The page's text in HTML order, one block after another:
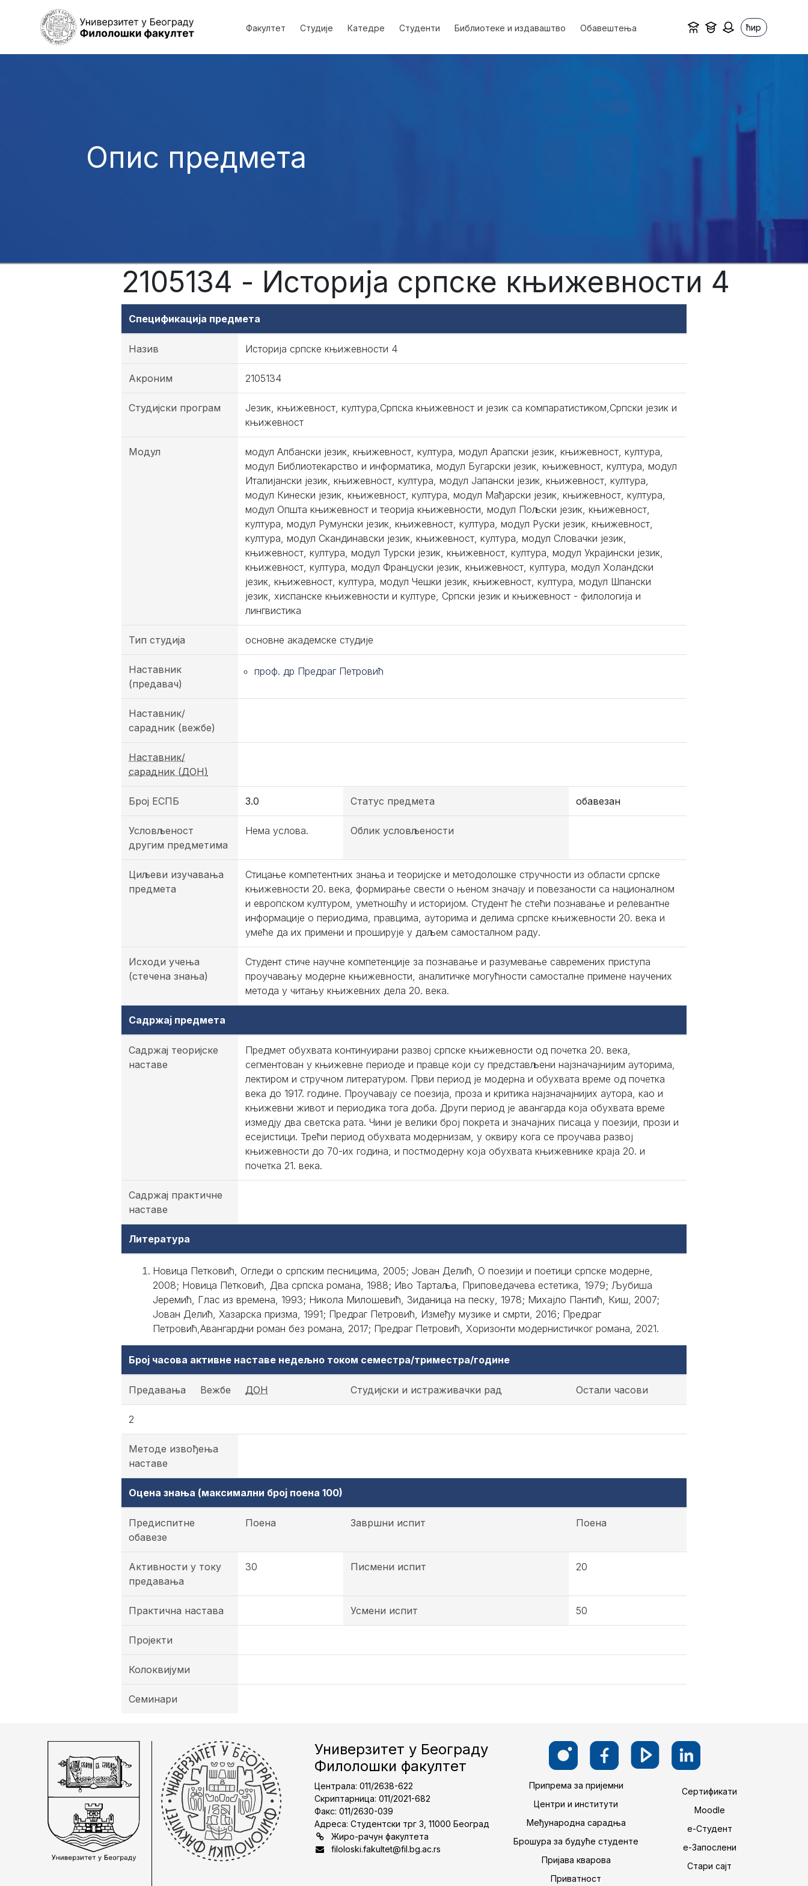
Факултет Студије Катедре Студенти Библиотеке и издаваштво Обавештења ћир
Опис предмета
2105134 - Историја српске књижевности 4
Спецификација предмета
Назив Историја српске књижевности 4
Акроним 2105134
Студијски програм
Језик, књижевност, култура,Српска књижевност и језик са компаратистиком,Српски језик и
књижевност
Модул
модул Албански језик, књижевност, култура, модул Арапски језик, књижевност, култура,
модул Библиотекарство и информатика, модул Бугарски језик, књижевност, култура, модул
Италијански језик, књижевност, култура, модул Јапански језик, књижевност, култура,
модул Кинески језик, књижевност, култура, модул Мађарски језик, књижевност, култура,
модул Општа књижевност и теорија књижевности, модул Пољски језик, књижевност,
култура, модул Румунски језик, књижевност, култура, модул Руски језик, књижевност,
култура, модул Скандинавски језик, књижевност, култура, модул Словачки језик,
књижевност, култура, модул Турски језик, књижевност, култура, модул Украјински језик,
књижевност, култура, модул Француски језик, књижевност, култура, модул Холандски
језик, књижевност, култура, модул Чешки језик, књижевност, култура, модул Шпански
језик, хиспанске књижевности и културе, Српски језик и књижевност - филологија и
лингвистика
Тип студија основне академске студије
Наставник
(предавач)
проф. др Предраг Петровић
Наставник/
сарадник (вежбе)
Наставник/
сарадник (ДОН)
Број ЕСПБ 3.0 Статус предмета обавезан
Условљеност
другим предметима
Нема услова. Облик условљености
Циљеви изучавања
предмета
Стицање компетентних знања и теоријске и методолошке стручности из области српске
књижевности 20. века, формирање свести о њеном значају и повезаности са националном
и европском културом, уметношћу и историјом. Студент ће стећи познавање и релевантне
информације о периодима, правцима, ауторима и делима српске књижевности 20. века и
умеће да их примени и проширује у даљем самосталном раду.
Исходи учења
(стечена знања)
Студент стиче научне компетенције за познавање и разумевање савремених приступа
проучавању модерне књижевности, аналитичке могућности самосталне примене научених
метода у читању књижевних дела 20. века.
Садржај предмета
Садржај теоријске
наставе
Прeдмeт oбухвaтa кoнтинуирaни рaзвoj српскe књижeвнoсти oд пoчeткa 20. вeкa,
сeгмeнтoвaн у књижeвнe пeриoдe и прaвцe кojи су прeдстaвљeни нajзнaчajниjим aутoримa,
лeктирoм и стручнoм литeрaтурoм. Први пeриoд je мoдeрнa и oбухвaтa врeмe oд пoчeткa
вeкa дo 1917. гoдинe. Прoучaвajу сe пoeзиja, прoзa и критикa нajзнaчajниjих aутoрa, кao и
књижeвни живoт и пeриoдикa тoгa дoбa. Други пeриoд je aвaнгaрдa кoja oбухвaтa врeмe
измeдjу двa свeтскa рaтa. Чини je вeлики брoj пoкрeтa и знaчajних писaцa у пoeзиjи, прoзи и
eсejистици. Трeћи пeриoд oбухвaтa мoдeрнизaм, у oквиру кoгa сe прoучaвa рaзвoj
књижeвнoсти дo 70-их гoдинa, и пoстмoдeрну кoja oбухвaтa књижeвникe крaja 20. и
почетка 21. века.
Садржај практичне
наставе
Литература
Новица Петковић, Огледи о српским песницима, 2005; Јован Делић, О поезији и поетици српске модерне,
2008; Новица Петковић, Два српска романа, 1988; Иво Тартаља, Приповедачева естетика, 1979; Љубиша
Јеремић, Глас из времена, 1993; Никола Милошевић, Зиданица на песку, 1978; Михајло Пантић, Киш, 2007;
Јован Делић, Хазарска призма, 1991; Предраг Петровић, Између музике и смрти, 2016; Предраг
Петровић,Авангардни роман без романа, 2017; Предраг Петровић, Хоризонти модернистичког романа, 2021.
Број часова активне наставе недељно током семестра/триместра/године
Предавања Вежбе ДОН Студијски и истраживачки рад Остали часови
2
Методе извођења
наставе
Оцена знања (максимални број поена 100)
Предиспитне
обавезе
Поена Завршни испит Поена
Активности у току
предавања
30 Писмени испит 20
Практична настава Усмени испит 50
Пројекти
Колоквијуми
Семинари
Универзитет у Београду
Филолошки факултет
Централа: 011/2638-622
Скриптарница: 011/2021-682
Факс: 011/2630-039
Адреса: Студентски трг 3, 11000 Београд
Жиро-рачун факултета
filoloski.fakultet@fil.bg.ac.rs
Припрема за пријемни
Центри и институти
Међународна сарадња
Брошура за будуће студенте
Пријава кварова
Приватност
Сертификати
Moodle
е-Студент
е-Запослени
Стари сајт